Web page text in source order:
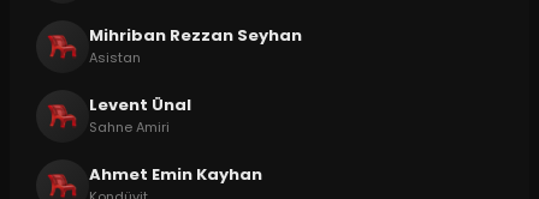
Mihriban Rezzan Seyhan
Asistan
Levent Ünal
Sahne Amiri
Ahmet Emin Kayhan